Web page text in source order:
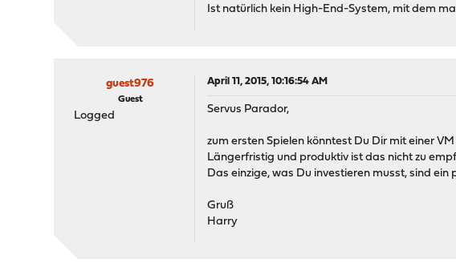
Ist natürlich kein High-End-System, mit dem
guest976
Guest
Logged
April 11, 2015, 10:16:54 AM
Servus Parador,
zum ersten Spielen könntest Du Dir mit einer
Längerfristig und produktiv ist das nicht zu
Das einzige, was Du investieren musst, sind
Gruß
Harry